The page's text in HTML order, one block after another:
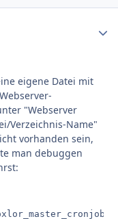
eigene Datei mit
"Webserver
Verzeichnis-Name"
vorhanden sein,
man debuggen